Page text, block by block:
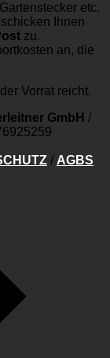
etc.
Ihnen
zu.
an, die
Vorrat reicht.
GmbH /
/ AGBS